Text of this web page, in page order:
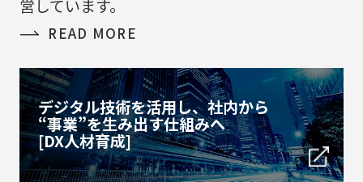
営しています。
READ MORE
デジタル技術を活用し、社内から
“事業”を生み出す仕組みへ
[DX人材育成]